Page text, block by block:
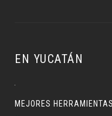
EN YUCATÁN
MEJORES